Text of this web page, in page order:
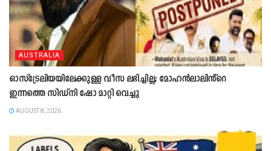
AUSTRALIA
ഓസ്‌ട്രേലിയയിലേക്കുള്ള വീസ ലഭിച്ചില്ല; മോഹൻലാലിൻ്റെ
ഇന്നത്തെ സിഡ്നി ഷോ മാറ്റി വെച്ചു
AUGUST 8, 2026